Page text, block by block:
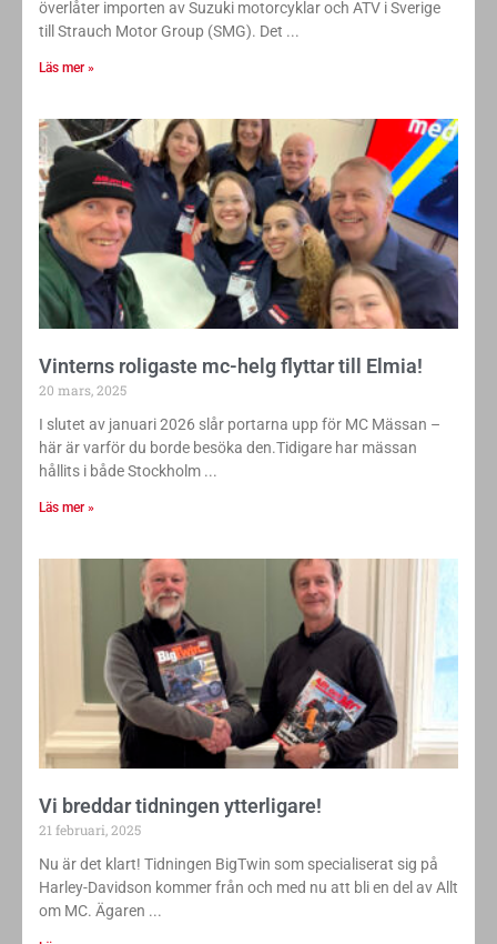
överlåter importen av Suzuki motorcyklar och ATV i Sverige
till Strauch Motor Group (SMG). Det
Läs mer »
Vinterns roligaste mc-helg flyttar till Elmia!
20 mars, 2025
I slutet av januari 2026 slår portarna upp för MC Mässan –
här är varför du borde besöka den.Tidigare har mässan
hållits i både Stockholm
Läs mer »
Vi breddar tidningen ytterligare!
21 februari, 2025
Nu är det klart! Tidningen BigTwin som specialiserat sig på
Harley-Davidson kommer från och med nu att bli en del av Allt
om MC. Ägaren